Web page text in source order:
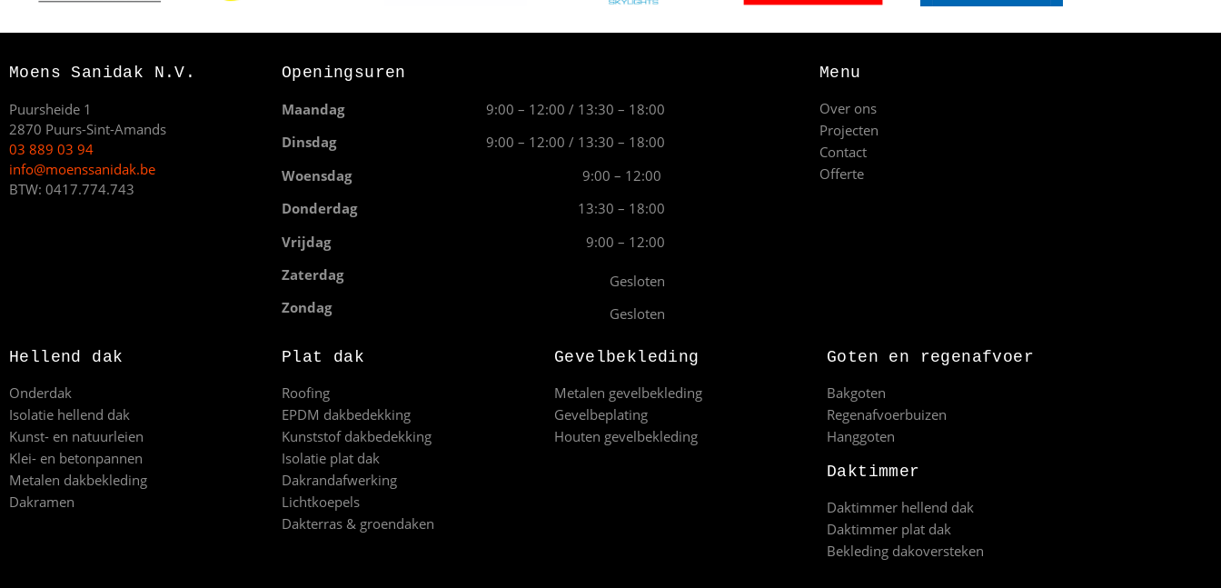
Moens Sanidak N.V.
Puursheide 1
2870 Puurs-Sint-Amands
03 889 03 94
info@moenssanidak.be
BTW: 0417.774.743
Openingsuren
Maandag
9:00 – 12:00 / 13:30 – 18:00
Dinsdag
9:00 – 12:00 / 13:30 – 18:00
Woensdag
9:00 – 12:00
Donderdag
13:30 – 18:00
Vrijdag
9:00 – 12:00
Zaterdag
Gesloten
Zondag
Gesloten
Menu
Over ons
Projecten
Contact
Offerte
Hellend dak
Onderdak
Isolatie hellend dak
Kunst- en natuurleien
Klei- en betonpannen
Metalen dakbekleding
Dakramen
Plat dak
Roofing
EPDM dakbedekking
Kunststof dakbedekking
Isolatie plat dak
Dakrandafwerking
Lichtkoepels
Dakterras & groendaken
Gevelbekleding
Metalen gevelbekleding
Gevelbeplating
Houten gevelbekleding
Goten en regenafvoer
Bakgoten
Regenafvoerbuizen
Hanggoten
Daktimmer
Daktimmer hellend dak
Daktimmer plat dak
Bekleding dakoversteken